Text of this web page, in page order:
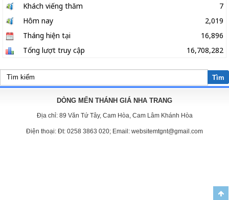
Khách viếng thăm
7
Hôm nay
2,019
Tháng hiện tại
16,896
Tổng lượt truy cập
16,708,282
Tìm
DÒNG MẾN THÁNH GIÁ NHA TRANG
Địa chỉ: 89 Văn Tứ Tây, Cam Hòa, Cam Lâm Khánh Hòa
Điện thoại: Đt: 0258 3863 020; Email: websitemtgnt@gmail.com